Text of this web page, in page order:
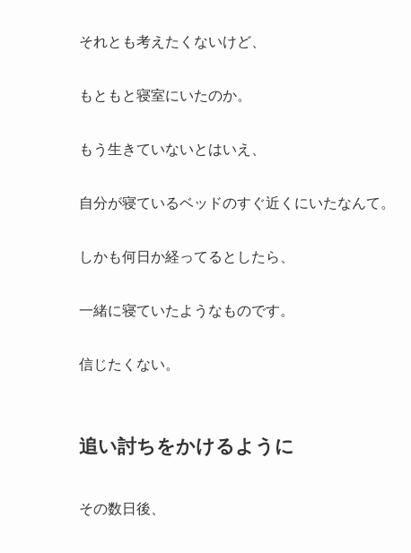
それとも考えたくないけど、
もともと寝室にいたのか。
もう生きていないとはいえ、
自分が寝ているベッドのすぐ近くにいたなんて。
しかも何日か経ってるとしたら、
一緒に寝ていたようなものです。
信じたくない。
追い討ちをかけるように
その数日後、